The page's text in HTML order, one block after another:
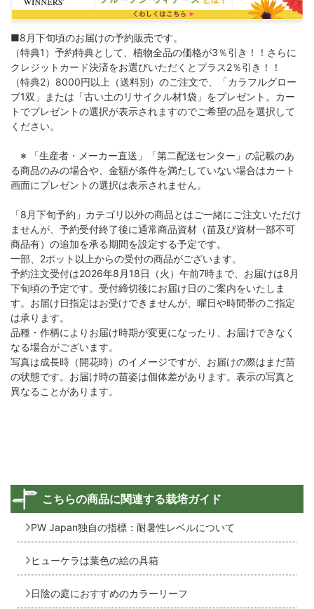
■8月下旬頃のお届けの予約販売です。
（特典1）予約特典として、植物全品の価格が3％引き！！さらに
クレジットカード決済をお選びいただくとプラス2％引き！！
（特典2）8000円以上（送料別）のご注文で、「カラフルグロー
ブ1双」または「古い土のリサイクル材1袋」をプレゼント。カー
トでプレゼントの選択が表示されますのでご希望の品を選択して
ください。
※ 「生産者・メーカー直送」「第二配送センター」の記載のあ
る商品のみの場合や、金額が条件を満たしていない場合はカート
画面にプレゼントの選択は表示されません。
「8月下旬予約」カテゴリ以外の商品とはご一緒にご注文いただけ
ませんが、予約受付終了後に通常商品資材（苗及び資材一部不可
商品有）の追加を承る期間を設定する予定です。
一部、2ポット以上からの受付の商品がございます。
予約注文受付は2026年8月18日（火）午前7時まで、お届けは8月
下旬頃の予定です。受付締切後にお届け日のご案内をいたしま
す。お届け日指定はお受けできませんが、曜日や時間帯のご指定
は承ります。
品種・作柄によりお届け時期が変更になったり、お届けできなく
なる場合がございます。
写真は成長時（開花時）のイメージですが、お届けの際はまだ苗
の状態です。お届け時の苗姿は個体差があります。表示の写真と
異なることがあります。
こちらの商品に関連する栽培ガイド
PW Japan独自の指標：耐暑性レベルについて
ヒューケラは葉色の絵の具箱
日陰の庭におすすめのカラーリーフ